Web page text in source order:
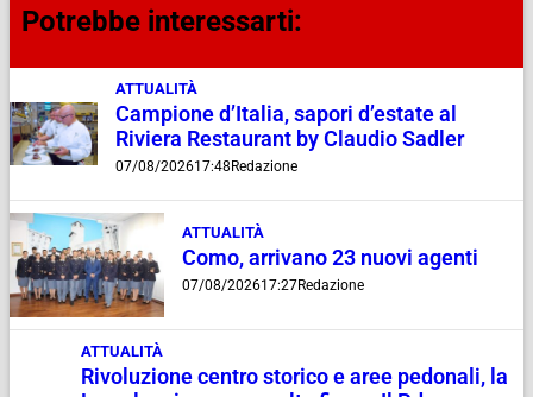
Potrebbe interessarti:
ATTUALITÀ
Campione d’Italia, sapori d’estate al
Riviera Restaurant by Claudio Sadler
07/08/202617:48 Redazione
ATTUALITÀ
Como, arrivano 23 nuovi agenti
07/08/202617:27Redazione
ATTUALITÀ
Rivoluzione centro storico e aree pedonali, la